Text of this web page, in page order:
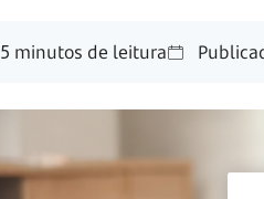
5 minutos de leitura